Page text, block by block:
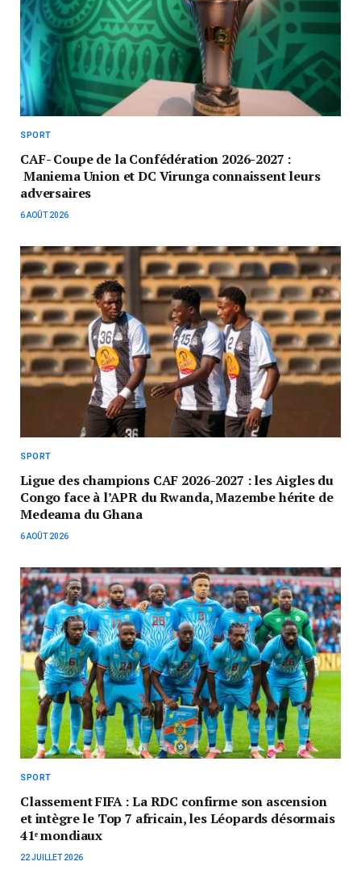
SPORT
CAF- Coupe de la Confédération 2026-2027 :
Maniema Union et DC Virunga connaissent leurs
adversaires
6 AOÛT 2026
SPORT
Ligue des champions CAF 2026-2027 : les Aigles du
Congo face à l’APR du Rwanda, Mazembe hérite de
Medeama du Ghana
6 AOÛT 2026
SPORT
Classement FIFA : La RDC confirme son ascension
et intègre le Top 7 africain, les Léopards désormais
41ᵉ mondiaux
22 JUILLET 2026